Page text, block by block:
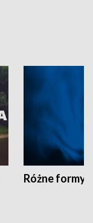
Różne formy